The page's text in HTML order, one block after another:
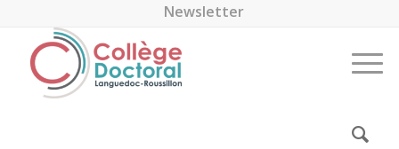
Newsletter